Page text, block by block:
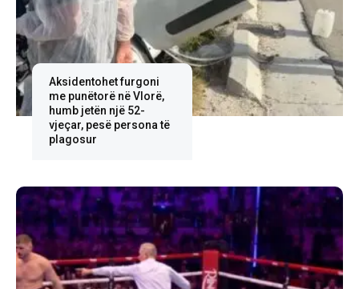
Aksidentohet furgoni
me punëtorë në Vlorë,
humb jetën një 52-
vjeçar, pesë persona të
plagosur